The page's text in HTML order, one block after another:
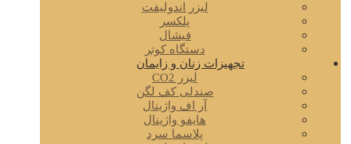
لیزر اندولیفت
پلکسر
فیشال
دستگاه کوتر
تجهیزات زنان و زایمان
لیزر CO2
صندلی کف لگن
آر اف واژینال
هایفو واژینال
پلاسما سرد